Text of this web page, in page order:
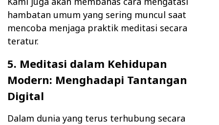
hambatan umum yang sering muncul saat
mencoba menjaga praktik meditasi secara
teratur.
5. Meditasi dalam Kehidupan
Modern: Menghadapi Tantangan
Digital
Dalam dunia yang terus terhubung secara